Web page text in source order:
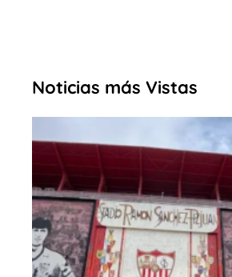
Noticias más Vistas